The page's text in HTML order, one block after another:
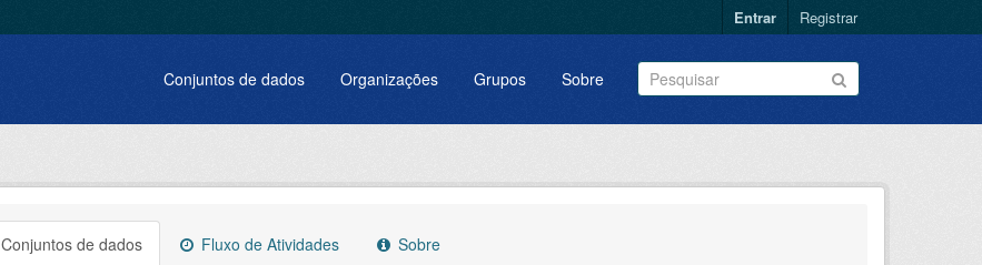
Entrar Registrar
Conjuntos de dados Organizações Grupos Sobre
Conjuntos de dados Fluxo de Atividades Sobre